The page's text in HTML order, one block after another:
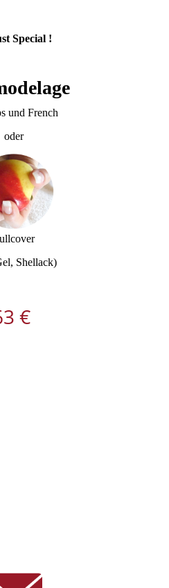
Special !
und French
oder
Shellack)
€